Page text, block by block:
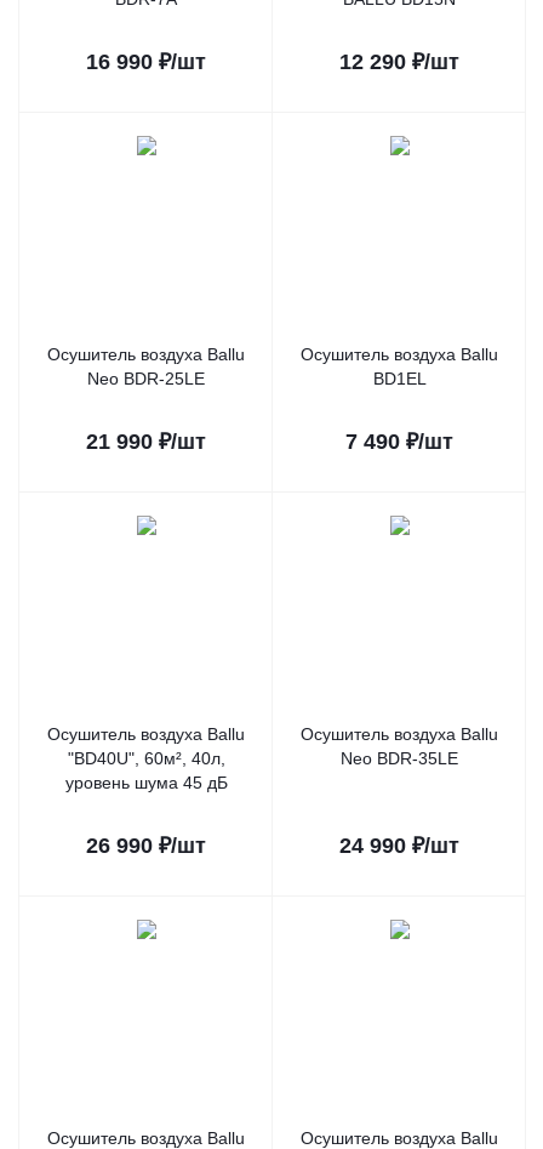
16 990 ₽/шт 12 290 ₽/шт
Осушитель воздуха Ballu
Neo BDR-25LE
21 990 ₽/шт
Осушитель воздуха Ballu
BD1EL
7 490 ₽/шт
Осушитель воздуха Ballu
"BD40U", 60м², 40л,
уровень шума 45 дБ
26 990 ₽/шт
Осушитель воздуха Ballu
Neo BDR-35LE
24 990 ₽/шт
Осушитель воздуха Ballu
Осушитель воздуха Ballu